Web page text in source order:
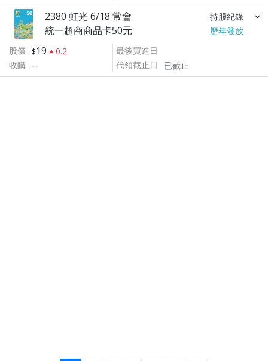
2380 虹光 6/18 常會 持股紀錄
統一超商商品卡50元
歷年發放
股價
19
0.2
收購 --
最後買進日
代領截止日
已截止